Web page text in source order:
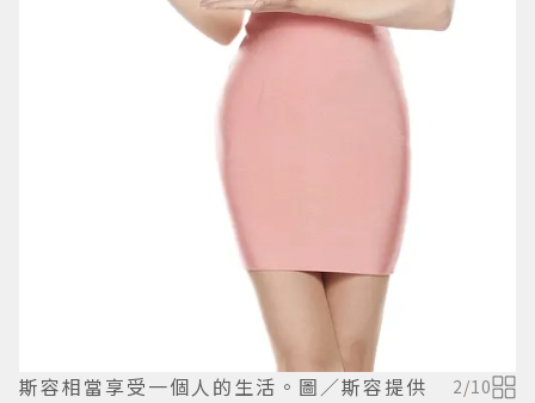
斯容相當享受一個人的生活。圖／斯容提供 2/10